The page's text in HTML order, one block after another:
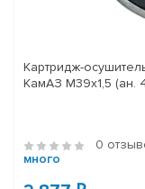
Картридж-
КамАЗ M39x1,5 (ан.
0
много